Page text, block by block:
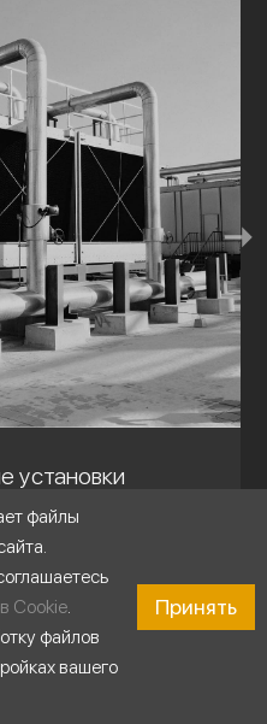
установки
файлы
Cookie.
файлов
вашего
Принять